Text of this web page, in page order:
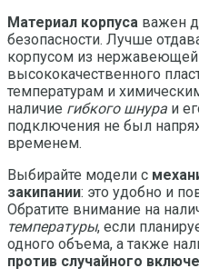
Материал корпуса важен
безопасности. Лучше
корпусом из нержавеющей
высококачественного
температурам и
наличие гибкого шнура и
подключения не был
временем.
Выбирайте модели с
закипании: это удобно и
Обратите внимание на
температуры, если
одного объема, а также
против случайного